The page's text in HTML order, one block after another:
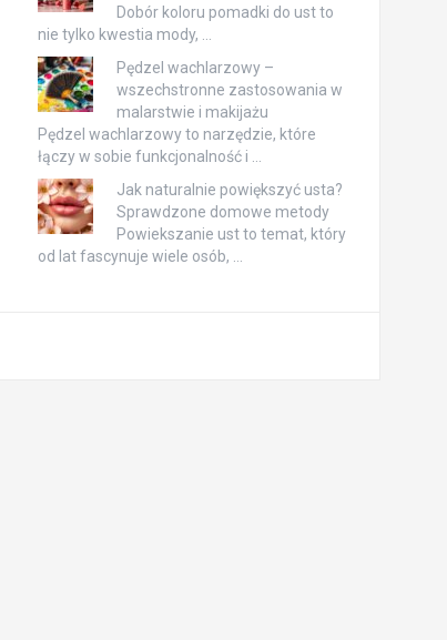
Dobór koloru pomadki do ust to
nie tylko kwestia mody, …
Pędzel wachlarzowy –
wszechstronne zastosowania w
malarstwie i makijażu
Pędzel wachlarzowy to narzędzie, które
łączy w sobie funkcjonalność i …
Jak naturalnie powiększyć usta?
Sprawdzone domowe metody
Powiekszanie ust to temat, który
od lat fascynuje wiele osób, …